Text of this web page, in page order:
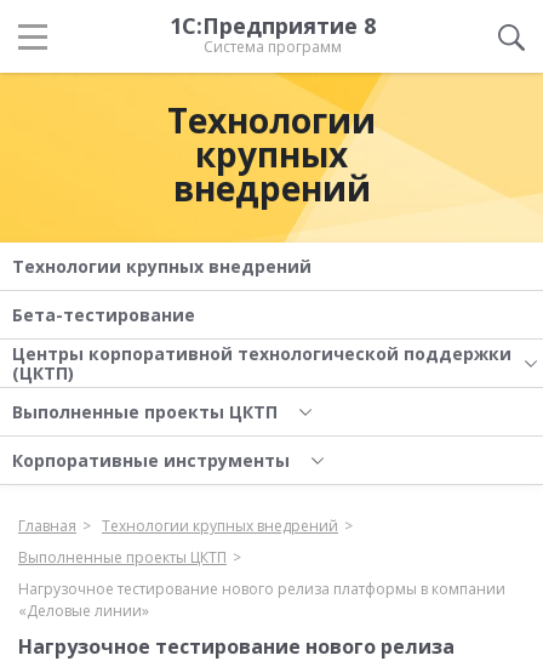
1С:Предприятие 8
Система программ
Технологии
крупных
внедрений
Технологии крупных внедрений
Бета-тестирование
Центры корпоративной технологической поддержки
(ЦКТП)
Выполненные проекты ЦКТП
Корпоративные инструменты
Главная
Технологии крупных внедрений
Выполненные проекты ЦКТП
Нагрузочное тестирование нового релиза платформы в компании
«Деловые линии»
Нагрузочное тестирование нового релиза